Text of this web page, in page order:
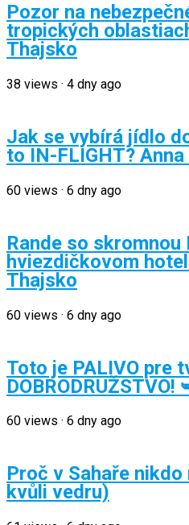
Pozor na
tropických
Thajsko
38 views · 4 dny ago
Jak se vybírá jídlo
to IN-FLIGHT?
60 views · 6 dny ago
Rande so
hviezdičkovom
Thajsko
60 views · 6 dny ago
Toto je PALIVO pre
DOBRODRUŽSTVO!
60 views · 6 dny ago
Proč v Sahaře
kvůli vedru)